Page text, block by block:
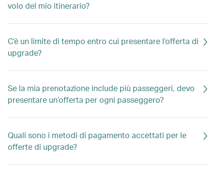
volo del mio itinerario?
C’è un limite di tempo entro cui presentare l’offerta di
upgrade?
Se la mia prenotazione include più passeggeri, devo
presentare un’offerta per ogni passeggero?
Quali sono i metodi di pagamento accettati per le
offerte di upgrade?